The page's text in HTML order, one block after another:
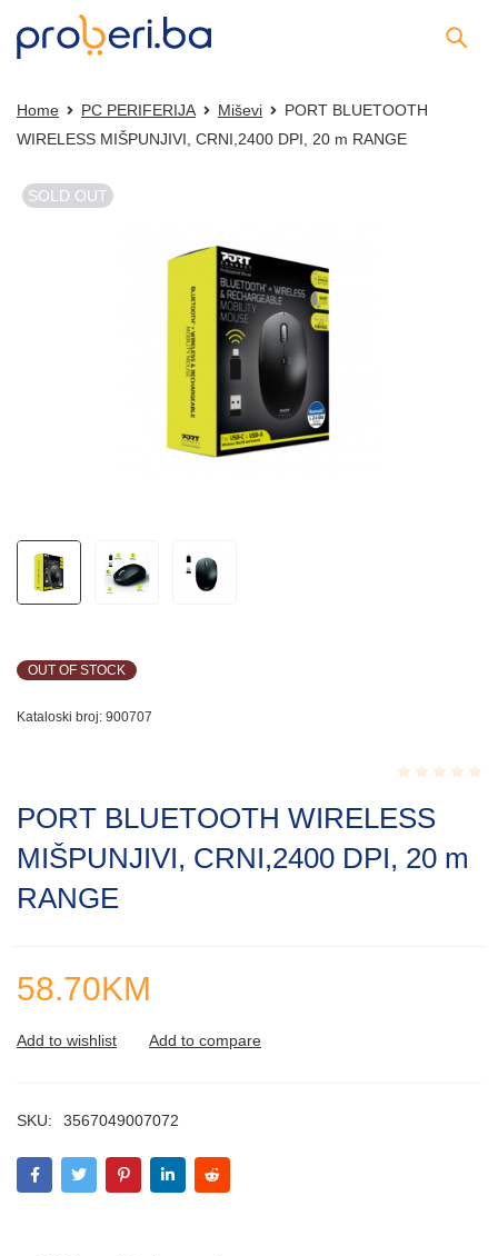
Home PC PERIFERIJA Miševi
PORT BLUETOOTH
WIRELESS MIŠPUNJIVI, CRNI,2400 DPI, 20 m RANGE
SOLD OUT
OUT OF STOCK
Kataloski broj: 900707
0.001
of
PORT BLUETOOTH WIRELESS
MIŠPUNJIVI, CRNI,2400 DPI, 20 m
RANGE
58.70KM
SKU: 3567049007072